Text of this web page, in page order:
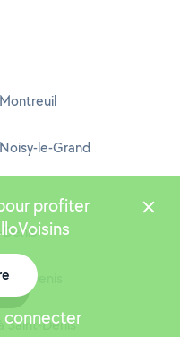
le-Grand
Denis
Saint-Denis
profiter
connecter